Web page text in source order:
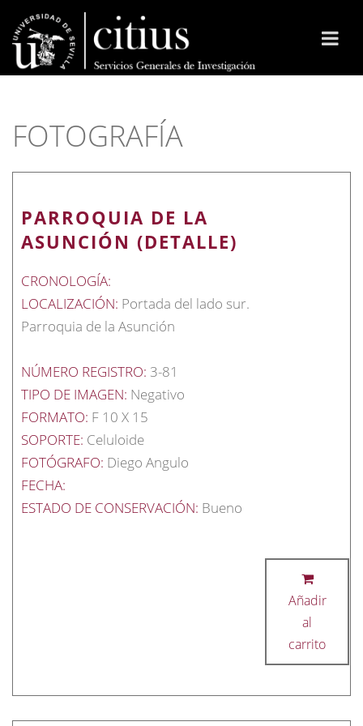
FOTOGRAFÍA
PARROQUIA DE LA
ASUNCIÓN (DETALLE)
CRONOLOGÍA:
LOCALIZACIÓN: Portada del lado sur.
Parroquia de la Asunción
NÚMERO REGISTRO: 3-81
TIPO DE IMAGEN: Negativo
FORMATO: F 10 X 15
SOPORTE: Celuloide
FOTÓGRAFO: Diego Angulo
FECHA:
ESTADO DE CONSERVACIÓN: Bueno
Añadir
al
carrito